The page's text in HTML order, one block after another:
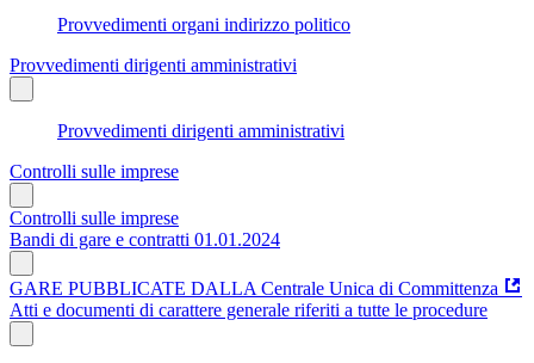
Provvedimenti organi indirizzo politico
Provvedimenti dirigenti amministrativi
Provvedimenti dirigenti amministrativi
Controlli sulle imprese
Controlli sulle imprese
Bandi di gare e contratti 01.01.2024
GARE PUBBLICATE DALLA Centrale Unica di Committenza
Atti e documenti di carattere generale riferiti a tutte le procedure